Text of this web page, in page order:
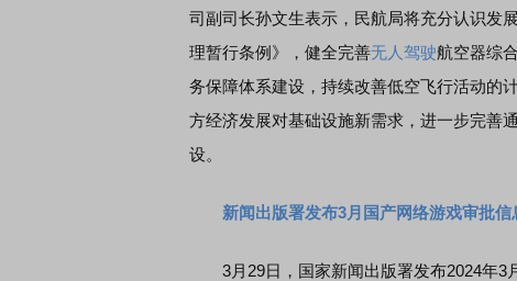
司副司长孙文生表示，民航局将充分认识发展
理暂行条例》，健全完善无人驾驶航空器综
务保障体系建设，持续改善低空飞行活动的
方经济发展对基础设施新需求，进一步完善
设。
新闻出版署发布3月国产网络游戏审批
3月29日，国家新闻出版署发布2024年3